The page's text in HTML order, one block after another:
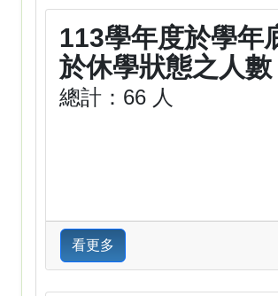
113學年度於學年
於休學狀態之人數
總計：66 人
看更多